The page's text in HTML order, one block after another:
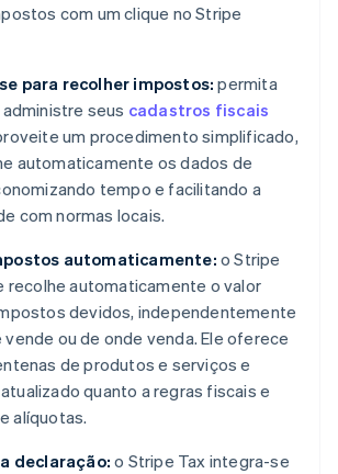
com um clique no Stripe
para recolher impostos: permita
seus cadastros fiscais
um procedimento simplificado,
automaticamente os dados de
tempo e facilitando a
com normas locais.
automaticamente: o Stripe
recolhe automaticamente o valor
devidos, independentemente
ou de onde venda. Ele oferece
de produtos e serviços e
quanto a regras fiscais e
alíquotas.
declaração: o Stripe Tax integra-se